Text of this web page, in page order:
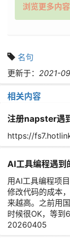
浏览更多内容
名句
更新于： 2021-
相关内容
注册napster遇
https://
AI工具编程遇到
用AI工具编程项
修改代码的成本
来越高。之前用
时候很OK，等到
20260405